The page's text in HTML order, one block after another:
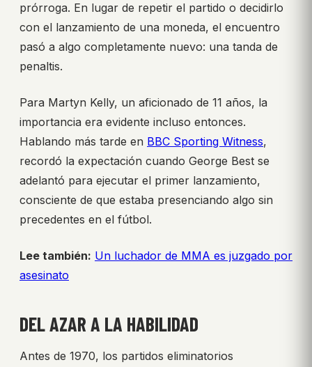
prórroga. En lugar de repetir el partido o decidirlo
con el lanzamiento de una moneda, el encuentro
pasó a algo completamente nuevo: una tanda de
penaltis.
Para Martyn Kelly, un aficionado de 11 años, la
importancia era evidente incluso entonces.
Hablando más tarde en BBC Sporting Witness,
recordó la expectación cuando George Best se
adelantó para ejecutar el primer lanzamiento,
consciente de que estaba presenciando algo sin
precedentes en el fútbol.
Lee también: Un luchador de MMA es juzgado por
asesinato
DEL AZAR A LA HABILIDAD
Antes de 1970, los partidos eliminatorios